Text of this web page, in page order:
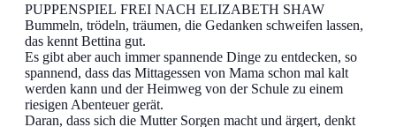
PUPPENSPIEL FREI NACH ELIZABETH SHAW
Bummeln, trödeln, träumen, die Gedanken schweifen lassen,
das kennt Bettina gut.
Es gibt aber auch immer spannende Dinge zu entdecken, so
spannend, dass das Mittagessen von Mama schon mal kalt
werden kann und der Heimweg von der Schule zu einem
riesigen Abenteuer gerät.
Daran, dass sich die Mutter Sorgen macht und ärgert, denkt